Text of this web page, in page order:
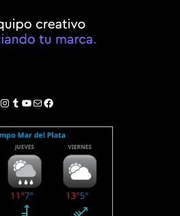
Instagram
Tumblr
YouTube
Correo electrónico
Facebook